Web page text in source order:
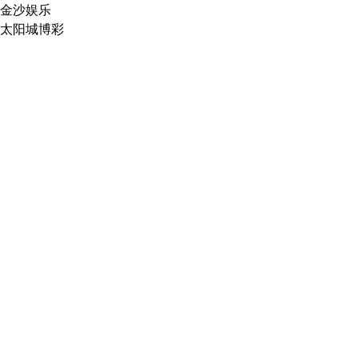
金沙娱乐
太阳城博彩